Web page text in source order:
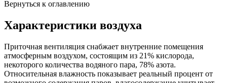
Вернуться к оглавлению
Характеристики воздуха
Приточная вентиляция снабжает внутренние помещения
атмосферным воздухом, состоящим из 21% кислорода,
некоторого количества водяного пара, 78% азота.
Относительная влажность показывает реальный процент от